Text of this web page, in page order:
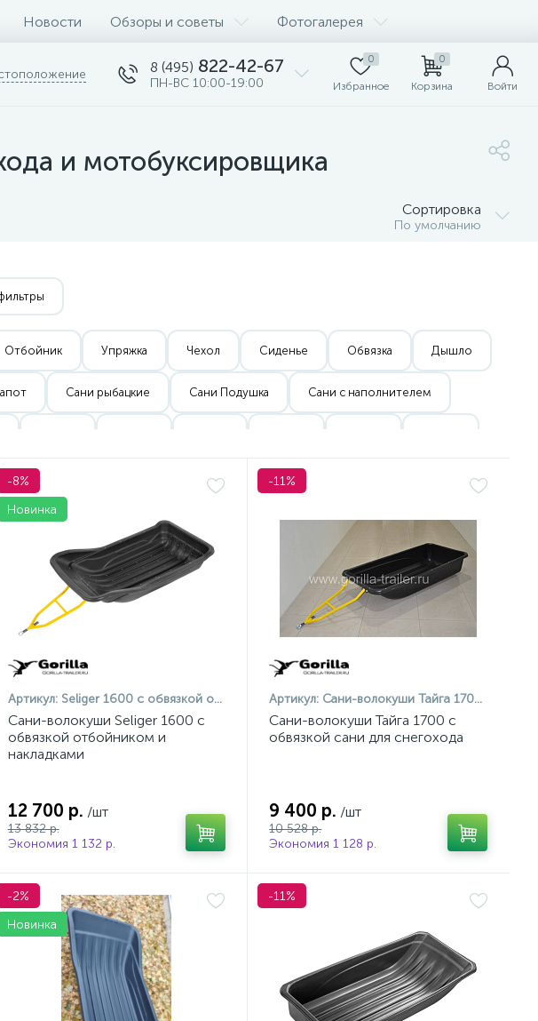
Новости Обзоры и советы Фотогалерея
8 (495) 822-42-67
ПН-ВС 10:00-19:00
0
Избранное
0
Корзина Войти
и мотобуксировщика
Сортировка
По умолчанию
Отбойник Упряжка Чехол Сиденье Обвязка Дышло
Сани рыбацкие Сани Подушка Сани с наполнителем
Gorilla Trailer Сани Полимер Поволжье Сани MTR
Otter Outdoors Сани Мореман Сани FXR
-8%
Новинка
Артикул: Seliger 1600 с обвязкой отбойником и накладками
Сани-волокуши Seliger 1600 с
обвязкой отбойником и
накладками
12 700 р. /шт
13 832 р.
Экономия 1 132 р.
-11%
Артикул: Сани-волокуши Тайга 1700 с обвязкой
Сани-волокуши Тайга 1700 с
обвязкой сани для снегохода
9 400 р. /шт
10 528 р.
Экономия 1 128 р.
-2%
Новинка
-11%